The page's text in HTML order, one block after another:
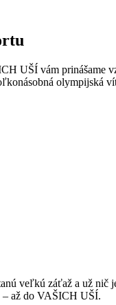
UŠÍ vám prinášame
olympijská
veľkú záťaž a už
– až do VAŠICH UŠÍ.